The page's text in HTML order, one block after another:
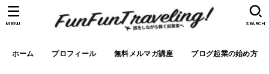
ホーム プロフィール 無料メルマガ講座 ブログ起業の始め方
SEARCH
MENU